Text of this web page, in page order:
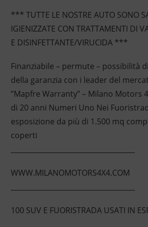
*** TUTTE LE NOSTRE AUTO SONO
IGIENIZZATE CON TRATTAMENTI DI
E DISINFETTANTE/VIRUCIDA ***
Finanziabile – permute – possibilità
della garanzia con i leader del
”Mapfre Warranty” – Milano Motors
di 20 anni Numeri Uno Nei
esposizione da più di 1.500 mq
coperti
WWW.MILANOMOTORS4X4.COM
100 SUV E FUORISTRADA USATI IN